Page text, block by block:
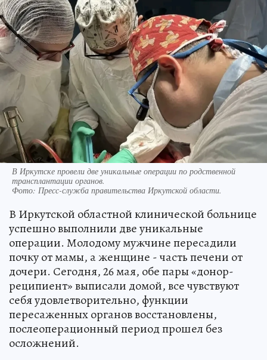
В Иркутске провели две уникальные операции по родственной
трансплантации органов.
Фото: Пресс-служба правительства Иркутской области.
В Иркутской областной клинической больнице
успешно выполнили две уникальные
операции. Молодому мужчине пересадили
почку от мамы, а женщине - часть печени от
дочери. Сегодня, 26 мая, обе пары «донор-
реципиент» выписали домой, все чувствуют
себя удовлетворительно, функции
пересаженных органов восстановлены,
послеоперационный период прошел без
осложнений.